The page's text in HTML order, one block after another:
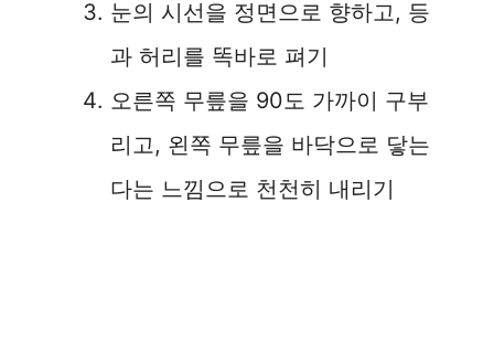
눈의 시선을 정면으로 향하고, 등
과 허리를 똑바로 펴기
오른쪽 무릎을 90도 가까이 구부
리고, 왼쪽 무릎을 바닥으로 닿는
다는 느낌으로 천천히 내리기